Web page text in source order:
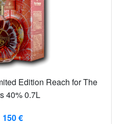
Edition Reach for The
40% 0.7L
150 €